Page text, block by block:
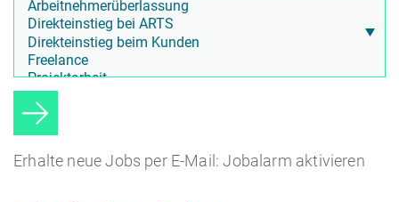
Erhalte neue Jobs per E-Mail: Jobalarm aktivieren